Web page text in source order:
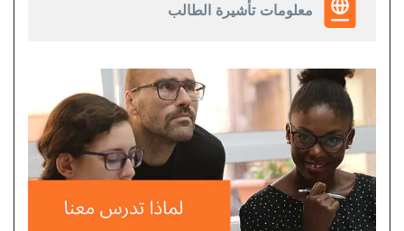
معلومات تأشيرة الطالب